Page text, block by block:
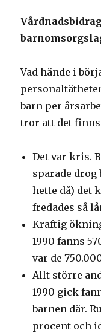
Vad hände i
barn per
tror att det
Det var kris.
sparade drog
hette då) det
fredades så
Kraftig
1990 fanns
var de
Allt större
1990 gick
barnen där.
procent och